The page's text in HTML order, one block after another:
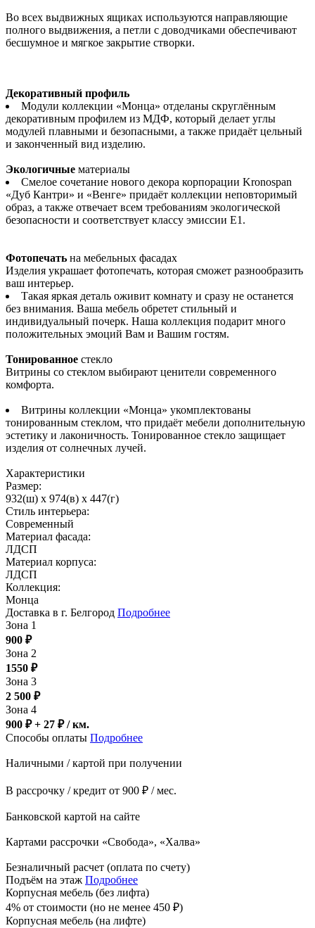
Во всех выдвижных ящиках используются направляющие
полного выдвижения, а петли с доводчиками обеспечивают
бесшумное и мягкое закрытие створки.
Декоративный профиль
Модули коллекции «Монца» отделаны скруглённым
декоративным профилем из МДФ, который делает углы
модулей плавными и безопасными, а также придаёт цельный
и законченный вид изделию.
Экологичные материалы
Смелое сочетание нового декора корпорации Kronospan
«Дуб Кантри» и «Венге» придаёт коллекции неповторимый
образ, а также отвечает всем требованиям экологической
безопасности и соответствует классу эмиссии Е1.
Фотопечать на мебельных фасадах
Изделия украшает фотопечать, которая сможет разнообразить
ваш интерьер.
Такая яркая деталь оживит комнату и сразу не останется
без внимания. Ваша мебель обретет стильный и
индивидуальный почерк. Наша коллекция подарит много
положительных эмоций Вам и Вашим гостям.
Тонированное стекло
Витрины со стеклом выбирают ценители современного
комфорта.
Витрины коллекции «Монца» укомплектованы
тонированным стеклом, что придаёт мебели дополнительную
эстетику и лаконичность. Тонированное стекло защищает
изделия от солнечных лучей.
Характеристики
Размер:
932(ш) x 974(в) x 447(г)
Стиль интерьера:
Современный
Материал фасада:
ЛДСП
Материал корпуса:
ЛДСП
Коллекция:
Монца
Доставка в г. Белгород Подробнее
Зона 1
900 ₽
Зона 2
1550 ₽
Зона 3
2 500 ₽
Зона 4
900 ₽ + 27 ₽/ км.
Способы оплаты Подробнее
Наличными / картой при получении
В рассрочку / кредит от 900 ₽ / мес.
Банковской картой на сайте
Картами рассрочки «Свобода», «Халва»
Безналичный расчет (оплата по счету)
Подъём на этаж Подробнее
Корпусная мебель (без лифта)
4% от стоимости (но не менее 450 ₽)
Корпусная мебель (на лифте)